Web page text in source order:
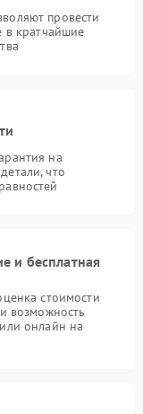
провести
в кратчайшие
на
что
и бесплатная
стоимости
возможность
онлайн на